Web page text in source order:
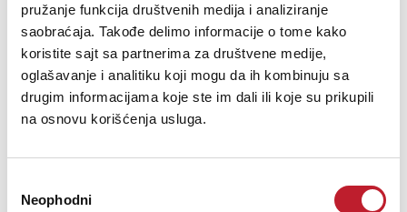
pružanje funkcija društvenih medija i analiziranje
saobraćaja. Takođe delimo informacije o tome kako
koristite sajt sa partnerima za društvene medije,
oglašavanje i analitiku koji mogu da ih kombinuju sa
drugim informacijama koje ste im dali ili koje su prikupili
na osnovu korišćenja usluga.
сагласности
Neophodni
JBSYSTEMS JB 75
216,00
JB 75 metal ReductionMetal reducing fitting (5/8" - 3/8")